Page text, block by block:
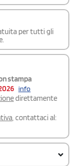
per tutti gli
stampa
info
direttamente
, contattaci al: